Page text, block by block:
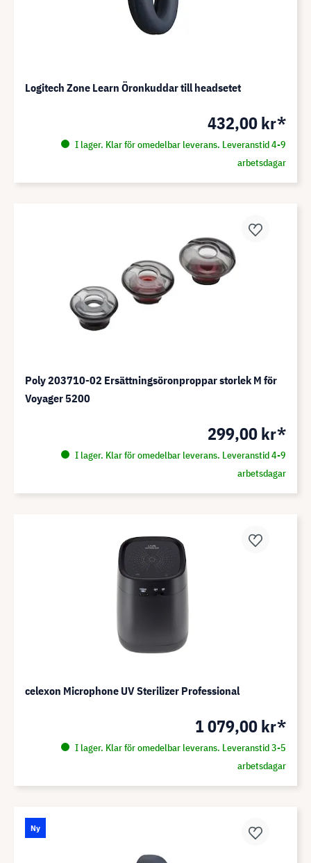
Logitech Zone Learn Öronkuddar till headsetet
432,00 kr*
I lager. Klar för omedelbar leverans. Leveranstid 4-9
arbetsdagar
Poly 203710-02 Ersättningsöronproppar storlek M för
Voyager 5200
299,00 kr*
I lager. Klar för omedelbar leverans. Leveranstid 4-9
arbetsdagar
celexon Microphone UV Sterilizer Professional
1 079,00 kr*
I lager. Klar för omedelbar leverans. Leveranstid 3-5
arbetsdagar
Ny